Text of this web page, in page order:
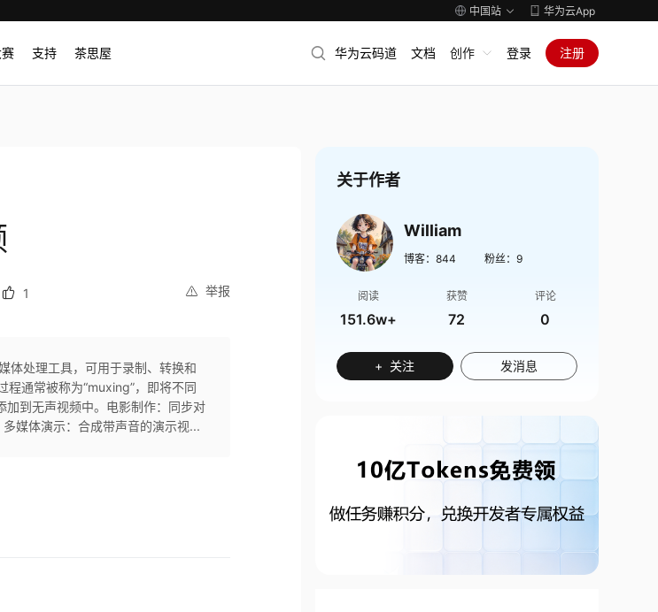
中国站 华为云App
支持 茶思屋 华为云码道 文档 创作 登录 注册
举报
1
体处理工具，可用于录制、转换和
通常被称为“muxing”，即将不同
加到无声视频中。电影制作：同步对
媒体演示：合成带声音的演示视...
关于作者
William
博客： 844 粉丝： 9
阅读
151.6w+
获赞
72
评论
0
+ 关注 发消息